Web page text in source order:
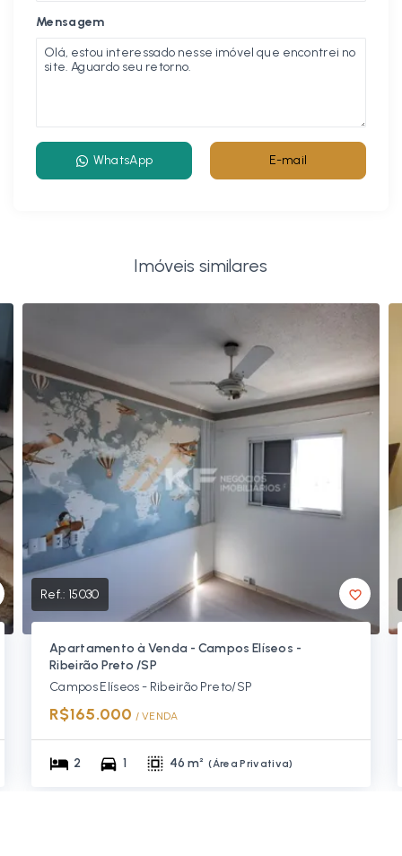
Mensagem
WhatsApp E-mail
Imóveis similares
Ref.: 15030
Apartamento à Venda - Campos Elíseos -
Ribeirão Preto /SP
Campos Elíseos - Ribeirão Preto/SP
R$165.000 / VENDA
2 1 46 m² (Área Privativa)